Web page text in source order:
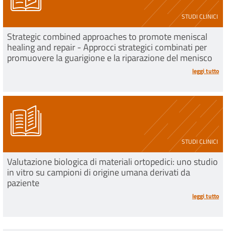
STUDI CLINICI
Strategic combined approaches to promote meniscal
healing and repair - Approcci strategici combinati per
promuovere la guarigione e la riparazione del menisco
leggi tutto
STUDI CLINICI
Valutazione biologica di materiali ortopedici: uno studio
in vitro su campioni di origine umana derivati da
paziente
leggi tutto